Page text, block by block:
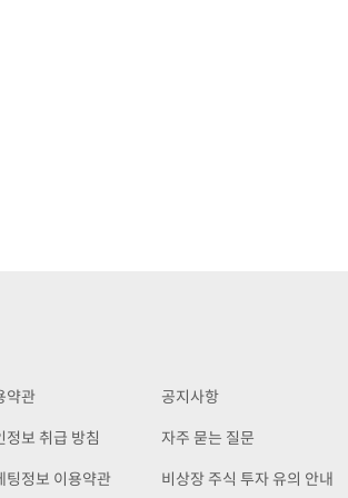
약관
정보 취급 방침
팅정보 이용약관
공지사항
자주 묻는 질문
비상장 주식 투자 유의 안내